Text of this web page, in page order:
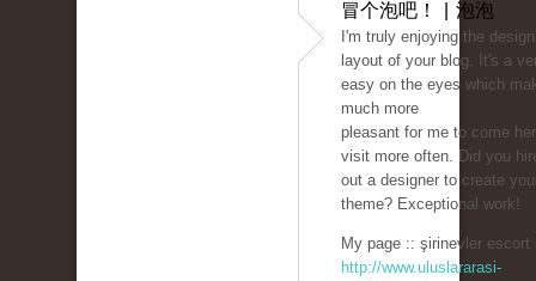
冒个泡吧！ | 泡泡
I'm truly enjoying the
layout of your blog. It's a
easy on the eyes which
much more
pleasant for me to come
visit more often. Did you
out a designer to create
theme? Exceptional work!
My page :: şirinevler escort
http://www.uluslararasi-